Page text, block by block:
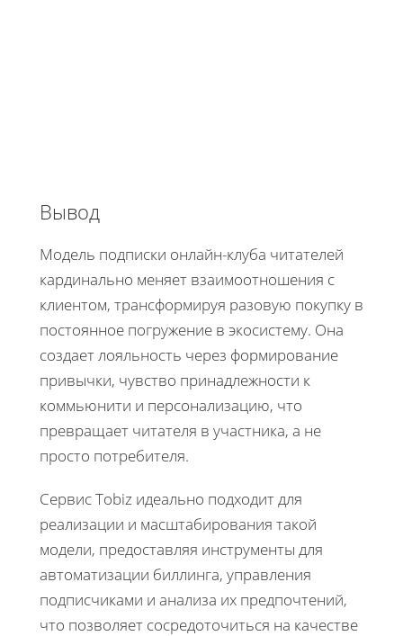
Вывод
Модель подписки онлайн-клуба читателей
кардинально меняет взаимоотношения с
клиентом, трансформируя разовую покупку в
постоянное погружение в экосистему. Она
создает лояльность через формирование
привычки, чувство принадлежности к
коммьюнити и персонализацию, что
превращает читателя в участника, а не
просто потребителя.
Сервис Tobiz идеально подходит для
реализации и масштабирования такой
модели, предоставляя инструменты для
автоматизации биллинга, управления
подписчиками и анализа их предпочтений,
что позволяет сосредоточиться на качестве